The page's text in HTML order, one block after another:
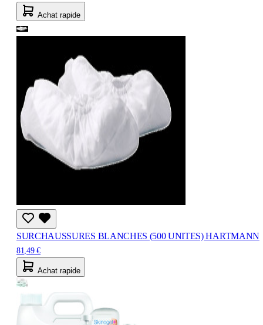
Achat rapide
SURCHAUSSURES BLANCHES (500 UNITES) HARTMANN
81,49 €
Achat rapide